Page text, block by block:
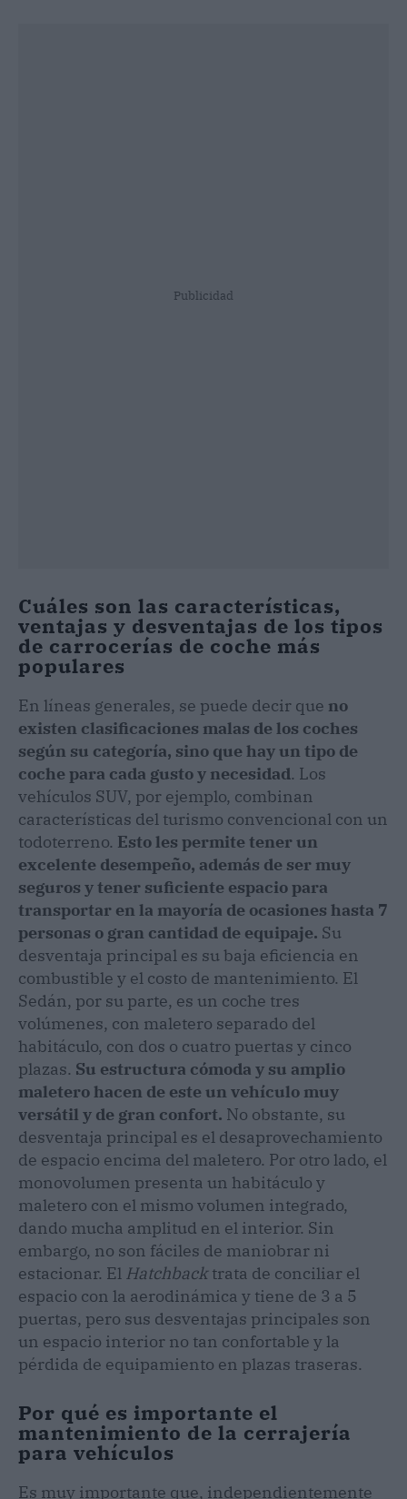
Publicidad
Cuáles son las características,
ventajas y desventajas de los tipos
de carrocerías de coche más
populares
En líneas generales, se puede decir que no
existen clasificaciones malas de los coches
según su categoría, sino que hay un tipo de
coche para cada gusto y necesidad. Los
vehículos SUV, por ejemplo, combinan
características del turismo convencional con un
todoterreno. Esto les permite tener un
excelente desempeño, además de ser muy
seguros y tener suficiente espacio para
transportar en la mayoría de ocasiones hasta 7
personas o gran cantidad de equipaje. Su
desventaja principal es su baja eficiencia en
combustible y el costo de mantenimiento. El
Sedán, por su parte, es un coche tres
volúmenes, con maletero separado del
habitáculo, con dos o cuatro puertas y cinco
plazas. Su estructura cómoda y su amplio
maletero hacen de este un vehículo muy
versátil y de gran confort. No obstante, su
desventaja principal es el desaprovechamiento
de espacio encima del maletero. Por otro lado, el
monovolumen presenta un habitáculo y
maletero con el mismo volumen integrado,
dando mucha amplitud en el interior. Sin
embargo, no son fáciles de maniobrar ni
estacionar. El Hatchbacktrata de conciliar el
espacio con la aerodinámica y tiene de 3 a 5
puertas, pero sus desventajas principales son
un espacio interior no tan confortable y la
pérdida de equipamiento en plazas traseras.
Por qué es importante el
mantenimiento de la cerrajería
para vehículos
Es muy importante que, independientemente